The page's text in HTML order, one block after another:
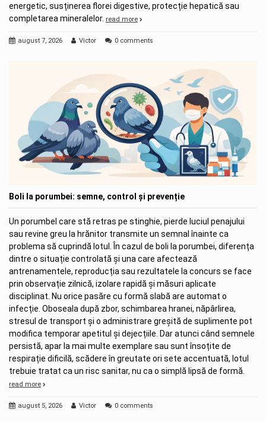
energetic, susținerea florei digestive, protecție hepatică sau
completarea mineralelor. read more
august 7, 2026 Victor 0 comments
Boli la porumbei: semne, control și prevenție
Un porumbel care stă retras pe stinghie, pierde luciul penajului
sau revine greu la hrănitor transmite un semnal înainte ca
problema să cuprindă lotul. În cazul de boli la porumbei, diferența
dintre o situație controlată și una care afectează
antrenamentele, reproducția sau rezultatele la concurs se face
prin observație zilnică, izolare rapidă și măsuri aplicate
disciplinat. Nu orice pasăre cu formă slabă are automat o
infecție. Oboseala după zbor, schimbarea hranei, năpârlirea,
stresul de transport și o administrare greșită de suplimente pot
modifica temporar apetitul și dejecțiile. Dar atunci când semnele
persistă, apar la mai multe exemplare sau sunt însoțite de
respirație dificilă, scădere în greutate ori sete accentuată, lotul
trebuie tratat ca un risc sanitar, nu ca o simplă lipsă de formă.
read more
august 5, 2026 Victor 0 comments